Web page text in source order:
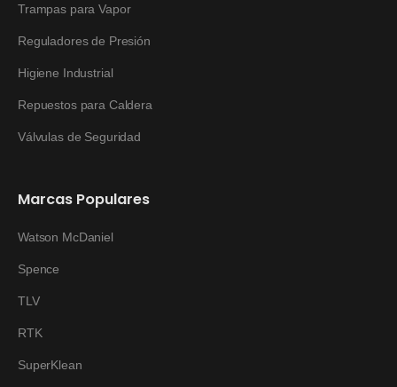
Trampas para Vapor
Reguladores de Presión
Higiene Industrial
Repuestos para Caldera
Válvulas de Seguridad
Marcas Populares
Watson McDaniel
Spence
TLV
RTK
SuperKlean